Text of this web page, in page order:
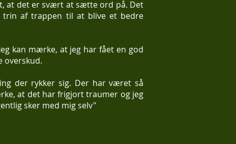
at det er svært at sætte ord på. Det
af trappen til at blive et bedre
kan mærke, at jeg har fået en god
overskud.
der rykker sig. Der har været så
at det har frigjort traumer og jeg
sker med mig selv"